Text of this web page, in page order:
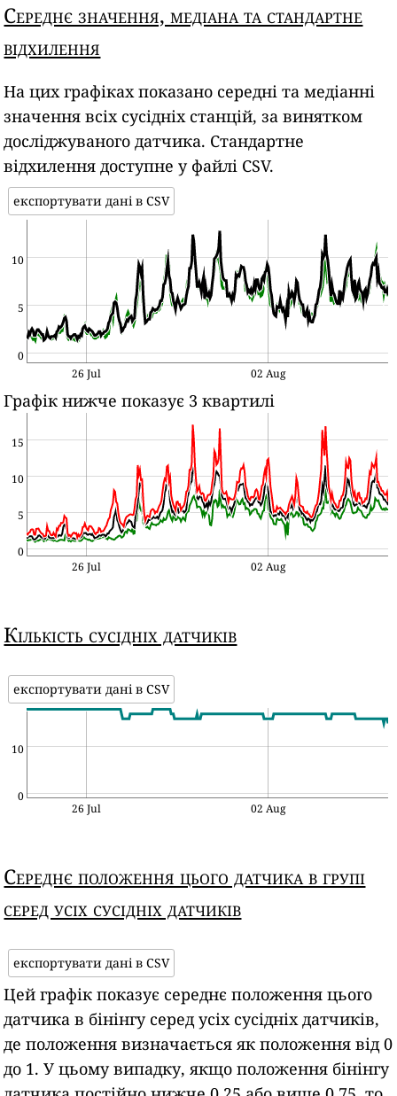
Середнє значення, медіана та стандартне
відхилення
На цих графіках показано середні та медіанні
значення всіх сусідніх станцій, за винятком
досліджуваного датчика. Стандартне
відхилення доступне у файлі CSV.
експортувати дані в CSV
0
5
10
26 Jul 02 Aug
Графік нижче показує 3 квартилі
0
5
10
15
26 Jul 02 Aug
Кількість сусідніх датчиків
експортувати дані в CSV
0
10
26 Jul 02 Aug
Середнє положення цього датчика в групі
серед усіх сусідніх датчиків
експортувати дані в CSV
Цей графік показує середнє положення цього
датчика в бінінгу серед усіх сусідніх датчиків,
де положення визначається як положення від 0
до 1. У цьому випадку, якщо положення бінінгу